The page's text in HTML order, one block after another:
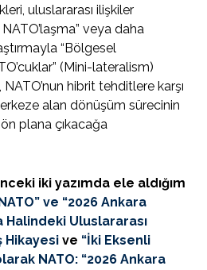
uluslararası ilişkiler
veya daha
“Bölgesel
(Mini-lateralism)
hibrit tehditlere karşı
alan dönüşüm sürecinin
plana çıkacağa
iki yazımda ele aldığım
ve “2026 Ankara
Halindeki Uluslararası
Hikayesi ve “İki Eksenli
NATO: “2026 Ankara